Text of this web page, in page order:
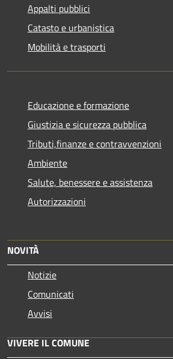
Appalti pubblici
Catasto e urbanistica
Mobilità e trasporti
Educazione e formazione
Giustizia e sicurezza pubblica
Tributi,finanze e contravvenzioni
Ambiente
Salute, benessere e assistenza
Autorizzazioni
NOVITÀ
Notizie
Comunicati
Avvisi
VIVERE IL COMUNE